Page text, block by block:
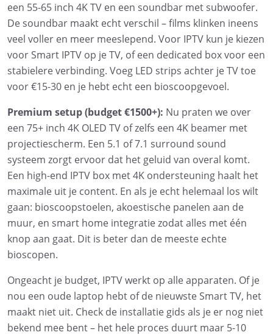
een 55-65 inch 4K TV en een soundbar met subwoofer.
De soundbar maakt echt verschil – films klinken ineens
veel voller en meer meeslepend. Voor IPTV kun je kiezen
voor Smart IPTV op je TV, of een dedicated box voor een
stabielere verbinding. Voeg LED strips achter je TV toe
voor €15-30 en je hebt echt een bioscoopgevoel.
Premium setup (budget €1500+): Nu praten we over
een 75+ inch 4K OLED TV of zelfs een 4K beamer met
projectiescherm. Een 5.1 of 7.1 surround sound
systeem zorgt ervoor dat het geluid van overal komt.
Een high-end IPTV box met 4K ondersteuning haalt het
maximale uit je content. En als je echt helemaal los wilt
gaan: bioscoopstoelen, akoestische panelen aan de
muur, en smart home integratie zodat alles met één
knop aan gaat. Dit is beter dan de meeste echte
bioscopen.
Ongeacht je budget, IPTV werkt op alle apparaten. Of je
nou een oude laptop hebt of de nieuwste Smart TV, het
maakt niet uit. Check de installatie gids als je er nog niet
bekend mee bent – het hele proces duurt maar 5-10